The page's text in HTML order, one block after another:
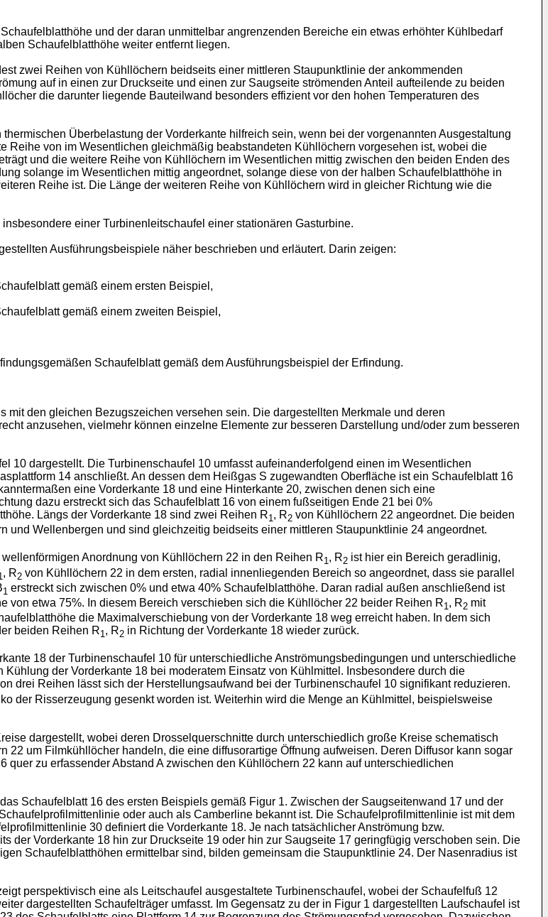
und der daran unmittelbar angrenzenden Bereiche ein etwas erhöhter Kühlbedarf
Schaufelblatthöhe weiter entfernt liegen.
zwei Reihen von Kühllöchern beidseits einer mittleren Staupunktlinie der ankommenden
auf in einen zur Druckseite und einen zur Saugseite strömenden Anteil aufteilende zu beiden
die darunter liegende Bauteilwand besonders effizient vor den hohen Temperaturen des
Überbelastung der Vorderkante hilfreich sein, wenn bei der vorgenannten Ausgestaltung
von im Wesentlichen gleichmäßig beabstandeten Kühllöchern vorgesehen ist, wobei die
und die weitere Reihe von Kühllöchern im Wesentlichen mittig zwischen den beiden Enden des
solange im Wesentlichen mittig angeordnet, solange diese von der halben Schaufelblatthöhe in
Reihe ist. Die Länge der weiteren Reihe von Kühllöchern wird in gleicher Richtung wie die
einer Turbinenleitschaufel einer stationären Gasturbine.
Ausführungsbeispiele näher beschrieben und erläutert. Darin zeigen:
gemäß einem ersten Beispiel,
gemäß einem zweiten Beispiel,
Schaufelblatt gemäß dem Ausführungsbeispiel der Erfindung.
den gleichen Bezugszeichen versehen sein. Die dargestellten Merkmale und deren
anzusehen, vielmehr können einzelne Elemente zur besseren Darstellung und/oder zum besseren
10 dargestellt. Die Turbinenschaufel 10 umfasst aufeinanderfolgend einen im Wesentlichen
14 anschließt. An dessen dem Heißgas S zugewandten Oberfläche ist ein Schaufelblatt 16
eine Vorderkante 18 und eine Hinterkante 20, zwischen denen sich eine
dazu erstreckt sich das Schaufelblatt 16 von einem fußseitigen Ende 21 bei 0%
Längs der Vorderkante 18 sind zwei Reihen R1, R2 von Kühllöchern 22 angeordnet. Die beiden
und Wellenbergen und sind gleichzeitig beidseits einer mittleren Staupunktlinie 24 angeordnet.
Anordnung von Kühllöchern 22 in den Reihen R1, R2 ist hier ein Bereich geradlinig,
, R2 von Kühllöchern 22 in dem ersten, radial innenliegenden Bereich so angeordnet, dass sie parallel
1 erstreckt sich zwischen 0% und etwa 40% Schaufelblatthöhe. Daran radial außen anschließend ist
von etwa 75%. In diesem Bereich verschieben sich die Kühllöcher 22 beider Reihen R1, R2 mit
die Maximalverschiebung von der Vorderkante 18 weg erreicht haben. In dem sich
beiden Reihen R1, R2 in Richtung der Vorderkante 18 wieder zurück.
18 der Turbinenschaufel 10 für unterschiedliche Anströmungsbedingungen und unterschiedliche
der Vorderkante 18 bei moderatem Einsatz von Kühlmittel. Insbesondere durch die
drei Reihen lässt sich der Herstellungsaufwand bei der Turbinenschaufel 10 signifikant reduzieren.
der Risserzeugung gesenkt worden ist. Weiterhin wird die Menge an Kühlmittel, beispielsweise
dargestellt, wobei deren Drosselquerschnitte durch unterschiedlich große Kreise schematisch
um Filmkühllöcher handeln, die eine diffusorartige Öffnung aufweisen. Deren Diffusor kann sogar
zu erfassender Abstand A zwischen den Kühllöchern 22 kann auf unterschiedlichen
Schaufelblatt 16 des ersten Beispiels gemäß Figur 1. Zwischen der Saugseitenwand 17 und der
oder auch als Camberline bekannt ist. Die Schaufelprofilmittenlinie ist mit dem
30 definiert die Vorderkante 18. Je nach tatsächlicher Anströmung bzw.
der Vorderkante 18 hin zur Druckseite 19 oder hin zur Saugseite 17 geringfügig verschoben sein. Die
Schaufelblatthöhen ermittelbar sind, bilden gemeinsam die Staupunktlinie 24. Der Nasenradius ist
perspektivisch eine als Leitschaufel ausgestaltete Turbinenschaufel, wobei der Schaufelfuß 12
dargestellten Schaufelträger umfasst. Im Gegensatz zu der in Figur 1 dargestellten Laufschaufel ist